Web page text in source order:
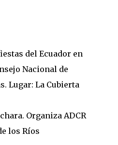
del Ecuador en
Nacional de
Lugar: La Cubierta
Organiza ADCR
los Ríos